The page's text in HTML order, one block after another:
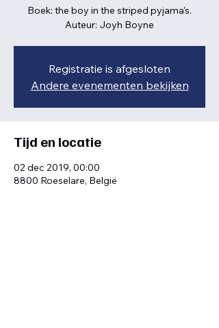
Boek: the boy in the striped pyjama's.
Auteur: Joyh Boyne
Registratie is afgesloten
Andere evenementen bekijken
Tijd en locatie
02 dec 2019, 00:00
8800 Roeselare, België